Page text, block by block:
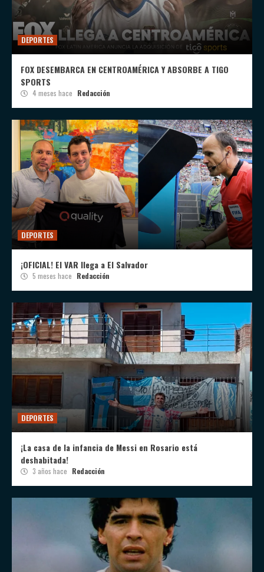
DEPORTES
FOX DESEMBARCA EN CENTROAMÉRICA Y ABSORBE A TIGO
SPORTS
4 meses hace Redacción
DEPORTES
¡OFICIAL! El VAR llega a El Salvador
5 meses hace Redacción
DEPORTES
¡La casa de la infancia de Messi en Rosario está
deshabitada!
3 años hace Redacción